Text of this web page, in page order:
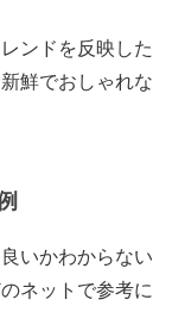
ンドを反映した
鮮でおしゃれな
いかわからない
ネットで参考に